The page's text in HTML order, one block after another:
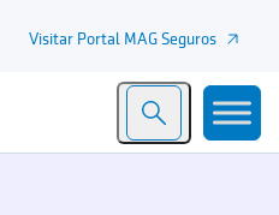
Visitar Portal MAG Seguros